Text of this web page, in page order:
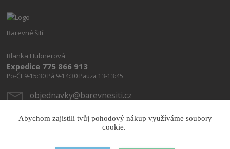
Barevné šití
Blanka Hubnerová
Expedice 775 866 913
Po-Čt 9-15:30 Pá 9-14:30 Pauza 13-13:45
objednavky@barevnesiti.cz
Abychom zajistili tvůj pohodový nákup využíváme soubory
cookie.